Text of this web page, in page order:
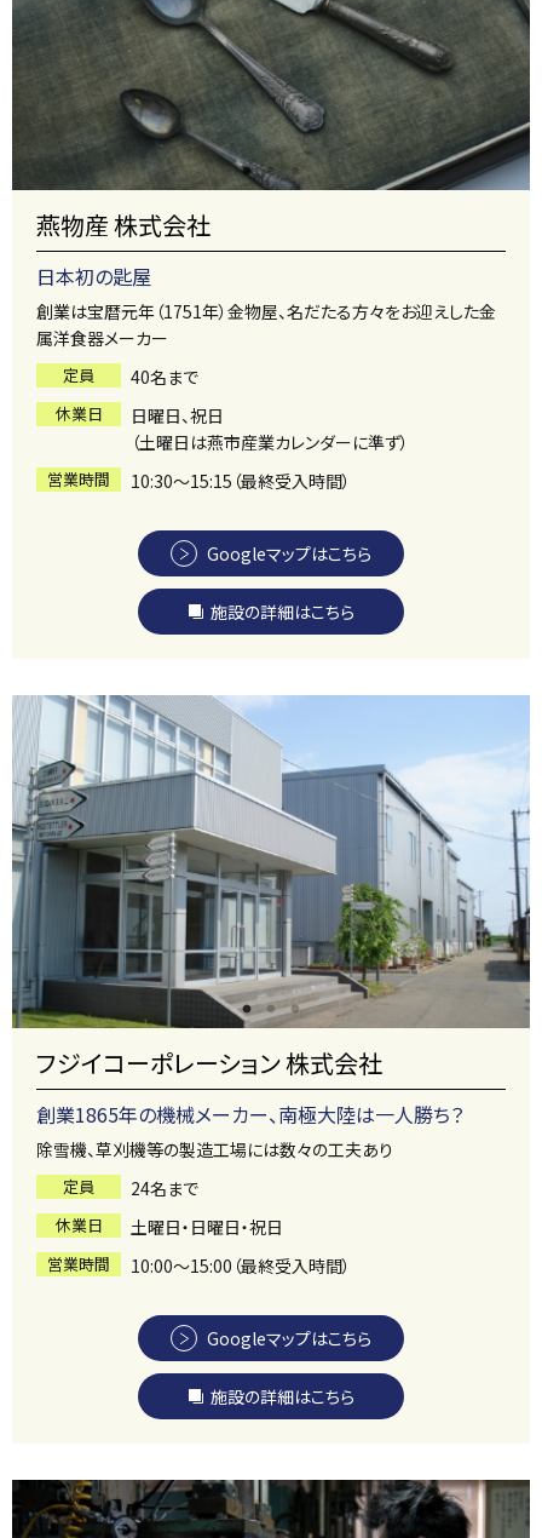
燕物産 株式会社
日本初の匙屋
創業は宝暦元年（1751年）金物屋、名だたる方々をお迎えした金
属洋食器メーカー
定員 40名まで
休業日
日曜日、祝日
（土曜日は燕市産業カレンダーに準ず）
営業時間 10:30～15:15（最終受入時間）
Googleマップはこちら
施設の詳細はこちら
フジイコーポレーション 株式会社
創業1865年の機械メーカー、南極大陸は一人勝ち？
除雪機、草刈機等の製造工場には数々の工夫あり
定員 24名まで
休業日 土曜日・日曜日・祝日
営業時間 10:00～15:00（最終受入時間）
Googleマップはこちら
施設の詳細はこちら